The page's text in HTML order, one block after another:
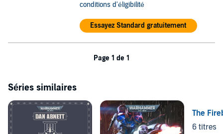
conditions d'éligibilité
Essayez Standard gratuitement
Page 1 de 1
Séries similaires
The
6 titres